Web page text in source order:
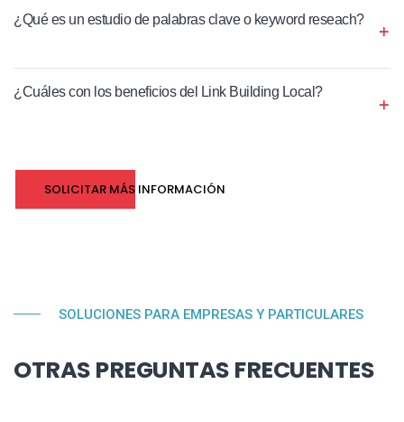
¿Qué es un estudio de palabras clave o keyword reseach?
¿Cuáles con los beneficios del Link Building Local?
SOLICITAR MÁS INFORMACIÓN
SOLUCIONES PARA EMPRESAS Y PARTICULARES
OTRAS PREGUNTAS FRECUENTES